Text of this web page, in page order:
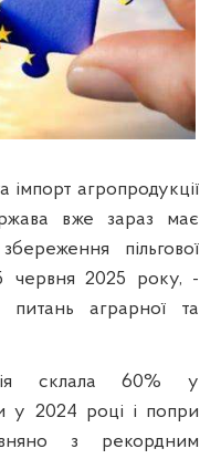
імпорт агропродукції
вже зараз має
пільгової
5 червня 2025 року, -
питань аграрної та
склала 60% у
у 2024 році і попри
з рекордним